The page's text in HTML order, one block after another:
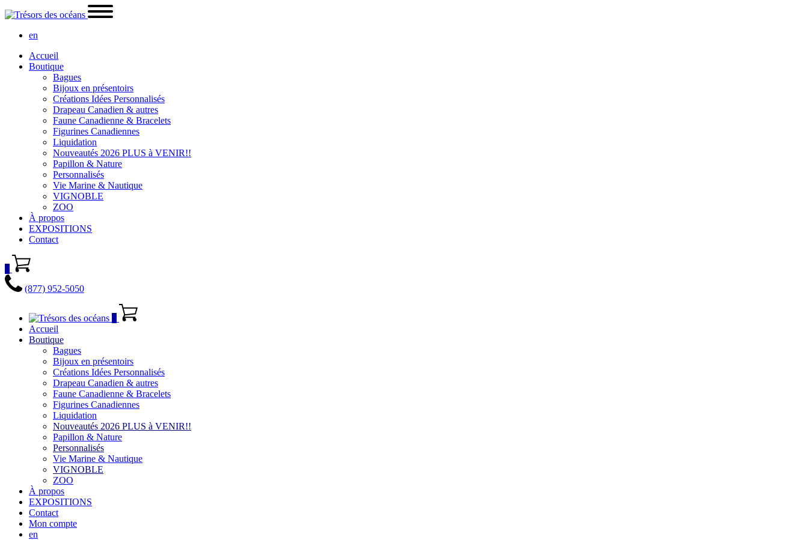
en
Accueil
Boutique
Bagues
Bijoux en présentoirs
Créations Idées Personnalisés
Drapeau Canadien & autres
Faune Canadienne & Bracelets
Figurines Canadiennes
Liquidation
Nouveautés 2026 PLUS à VENIR!!
Papillon & Nature
Personnalisés
Vie Marine & Nautique
VIGNOBLE
ZOO
À propos
EXPOSITIONS
Contact
0
(877) 952-5050
0
Accueil
Boutique
Bagues
Bijoux en présentoirs
Créations Idées Personnalisés
Drapeau Canadien & autres
Faune Canadienne & Bracelets
Figurines Canadiennes
Liquidation
Nouveautés 2026 PLUS à VENIR!!
Papillon & Nature
Personnalisés
Vie Marine & Nautique
VIGNOBLE
ZOO
À propos
EXPOSITIONS
Contact
Mon compte
en